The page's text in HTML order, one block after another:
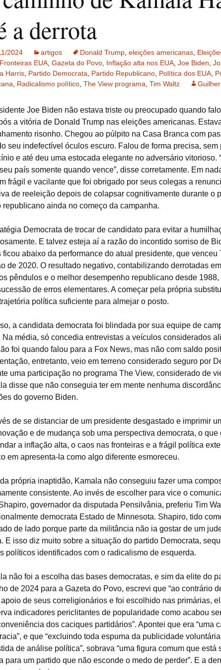
a derrota
2024 artigos Donald Trump eleições americanas
Fronteiras EUA Gazeta do Povo Inflação alta nos EUA Joe Biden
Harris Partido Democrata Partido Republicano Política dos EUA
Radicalismo político The View programa Tim Waltz
Joe Biden não estava triste ou preocupado quando
a vitória de Donald Trump nas eleições americanas.
risonho. Chegou ao púlpito na Casa Branca com
seu indefectível óculos escuro. Falou de forma precisa, sem
e até deu uma estocada elegante no adversário vitorioso.
país somente quando vence”, disse corretamente. Em
frágil e vacilante que foi obrigado por seus colegas a
de reeleição depois de colapsar cognitivamente durante o
republicano ainda no começo da campanha.
Democrata de trocar de candidato para evitar a
E talvez esteja aí a razão do incontido sorriso de
ficou abaixo da performance do atual presidente, que venceu
de 2020. O resultado negativo, contabilizando derrotadas
pêndulos e o melhor desempenho republicano desde 1988,
de erros elementares. A começar pela própria
política suficiente para almejar o posto.
a candidata democrata foi blindada por sua equipe de
Na média, só concedia entrevistas a veículos considerados
foi quando falou para a Fox News, mas não com saldo
entretanto, veio em terreno considerado seguro por
uma participação no programa The View, considerado de
disse que não conseguia ter em mente nenhuma
do governo Biden.
de se distanciar de um presidente desgastado e imprimir
e de mudança sob uma perspectiva democrata, o que
a inflação alta, o caos nas fronteiras e a frágil política
em apresenta-la como algo diferente esmoreceu.
própria inaptidão, Kamala não conseguiu fazer uma
consistente. Ao invés de escolher para vice o
governador da disputada Pensilvânia, preferiu Tim
democrata Estado de Minnesota. Shapiro, tido
de lado porque parte da militância não ia gostar de um
E isso diz muito sobre a situação do partido Democrata,
políticos identificados com o radicalismo de esquerda.
não foi a escolha das bases democratas, e sim da elite do
de 2024 para a Gazeta do Povo, escrevi que “ao contrário
de seus correligionários e foi escolhido nas primárias,
indicadores periclitantes de popularidade como acabou
dos caciques partidários”. Apontei que era “uma
e que “excluindo toda espuma da publicidade
de análise política”, sobrava “uma figura comum que está
para um partido que não esconde o medo de perder”. E a